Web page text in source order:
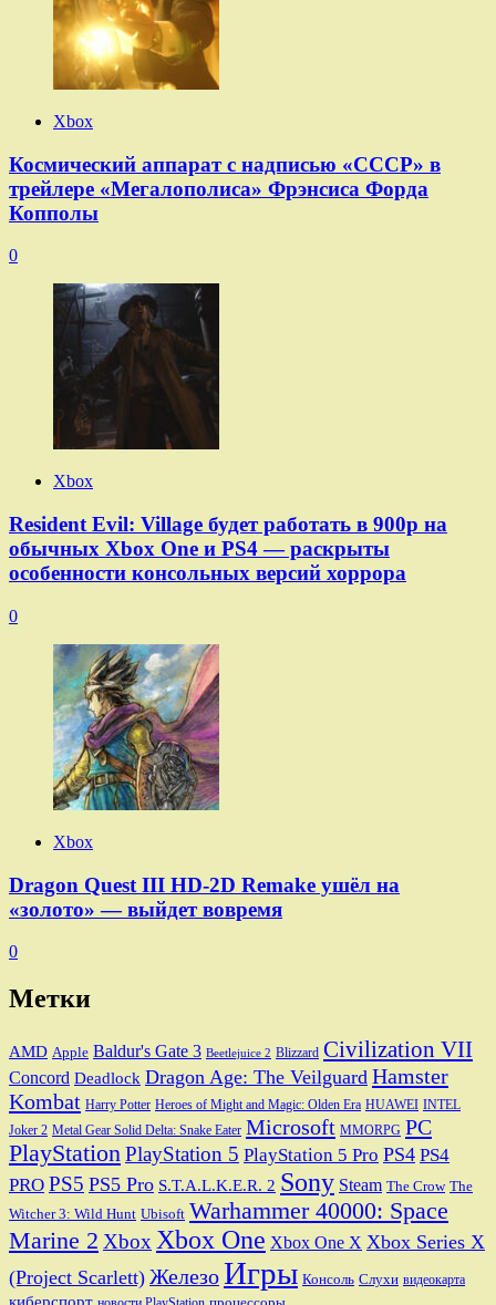
Xbox
Космический аппарат с надписью «СССР» в
трейлере «Мегалополиса» Фрэнсиса Форда
Копполы
0
Xbox
Resident Evil: Village будет работать в 900p на
обычных Xbox One и PS4 — раскрыты
особенности консольных версий хоррора
0
Xbox
Dragon Quest III HD-2D Remake ушёл на
«золото» — выйдет вовремя
0
Метки
AMD Apple Baldur's Gate 3 Beetlejuice 2 Blizzard Civilization VII
Concord Deadlock Dragon Age: The Veilguard Hamster
Kombat Harry Potter Heroes of Might and Magic: Olden Era HUAWEI INTEL
Joker 2 Metal Gear Solid Delta: Snake Eater Microsoft MMORPG PC
PlayStationPlayStation 5 PlayStation 5 Pro PS4 PS4
PRO PS5 PS5 Pro S.T.A.L.K.E.R. 2 Sony Steam The Crow The
Witcher 3: Wild Hunt Ubisoft Warhammer 40000: Space
Marine 2 Xbox Xbox One Xbox One X Xbox Series X
(Project Scarlett) ЖелезоИгры Консоль Слухи видеокарта